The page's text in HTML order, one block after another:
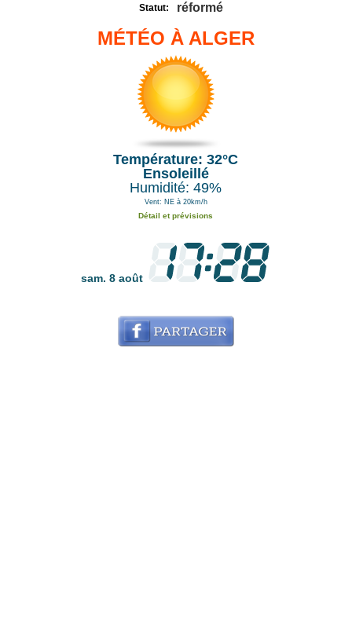
Statut: réformé
MÉTÉO À ALGER
Température: 32°C
Ensoleillé
Humidité: 49%
Vent: NE à 20km/h
Détail et prévisions
sam. 8 août